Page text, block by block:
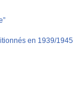
en 1939/1945